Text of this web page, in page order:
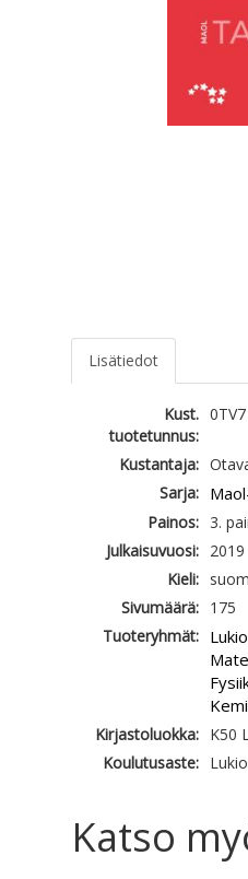
Lisätiedot
Kust.
tuotetunnus:
0TV7
Kustantaja:
Sarja:
Painos:
3.
Julkaisuvuosi:
2019
Kieli:
Sivumäärä:
175
Tuoteryhmät:
Lukio
Kirjastoluokka:
K50
Koulutusaste:
Lukio
Katso